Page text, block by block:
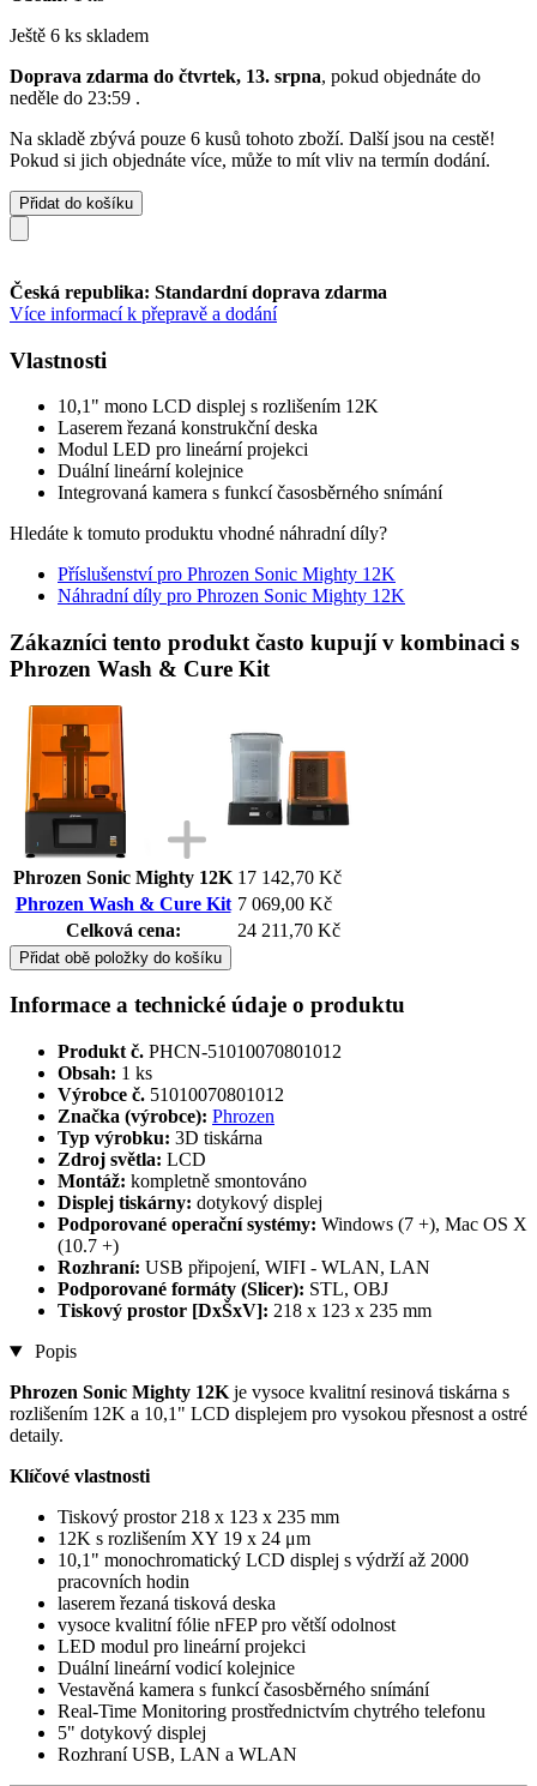
Ještě 6 ks skladem
Doprava zdarma do čtvrtek, 13. srpna, pokud objednáte do
neděle do 23:59 .
Na skladě zbývá pouze 6 kusů tohoto zboží. Další jsou na cestě!
Pokud si jich objednáte více, může to mít vliv na termín dodání.
Přidat do košíku
Česká republika: Standardní doprava zdarma
Více informací k přepravě a dodání
Vlastnosti
10,1" mono LCD displej s rozlišením 12K
Laserem řezaná konstrukční deska
Modul LED pro lineární projekci
Duální lineární kolejnice
Integrovaná kamera s funkcí časosběrného snímání
Hledáte k tomuto produktu vhodné náhradní díly?
Příslušenství pro Phrozen Sonic Mighty 12K
Náhradní díly pro Phrozen Sonic Mighty 12K
Zákazníci tento produkt často kupují v kombinaci s
Phrozen Wash & Cure Kit
Phrozen Sonic Mighty 12K 17 142,70 Kč
Phrozen Wash & Cure Kit 7 069,00 Kč
Celková cena:
24 211,70 Kč
Přidat obě položky do košíku
Informace a technické údaje o produktu
Produkt č. PHCN-51010070801012
Obsah: 1 ks
Výrobce č. 51010070801012
Značka (výrobce): Phrozen
Typ výrobku: 3D tiskárna
Zdroj světla: LCD
Montáž: kompletně smontováno
Displej tiskárny: dotykový displej
Podporované operační systémy: Windows (7 +), Mac OS X
(10.7 +)
Rozhraní: USB připojení, WIFI - WLAN, LAN
Podporované formáty (Slicer): STL, OBJ
Tiskový prostor [DxŠxV]: 218 x 123 x 235 mm
Popis
Phrozen Sonic Mighty 12K je vysoce kvalitní resinová tiskárna s
rozlišením 12K a 10,1" LCD displejem pro vysokou přesnost a ostré
detaily.
Klíčové vlastnosti
Tiskový prostor 218 x 123 x 235 mm
12K s rozlišením XY 19 x 24 μm
10,1" monochromatický LCD displej s výdrží až 2000
pracovních hodin
laserem řezaná tisková deska
vysoce kvalitní fólie nFEP pro větší odolnost
LED modul pro lineární projekci
Duální lineární vodicí kolejnice
Vestavěná kamera s funkcí časosběrného snímání
Real-Time Monitoring prostřednictvím chytrého telefonu
5" dotykový displej
Rozhraní USB, LAN a WLAN